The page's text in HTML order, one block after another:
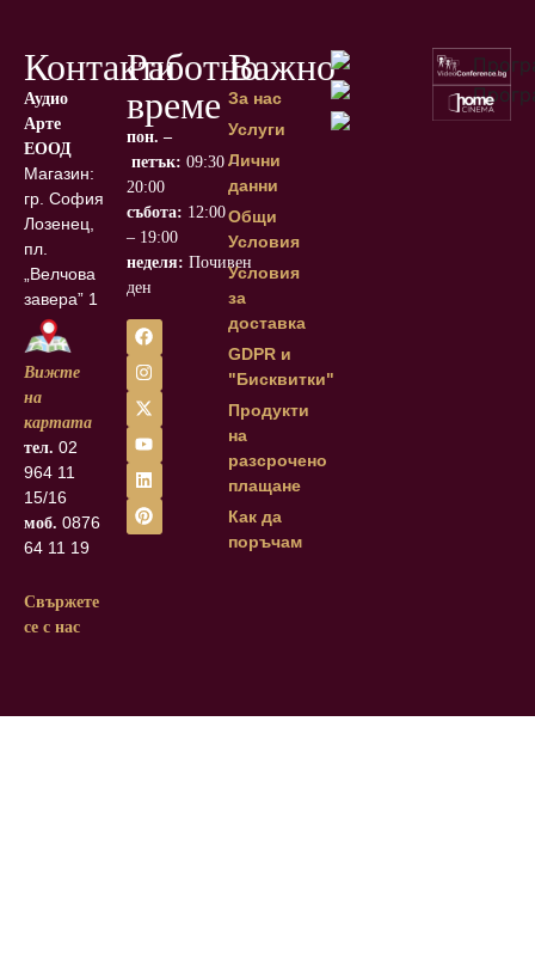
Контакти
Аудио
Арте
ЕООД
Магазин:
гр. София, кв.
Лозенец,
пл.
„Велчова
завера” 1
Вижте
на
картата
тел. 02
964 11
15/16
моб. 0876
64 11 19
Свържете
се с нас
Работно
време
пон. –
петък: 09:30 –
20:00
събота: 12:00
– 19:00
неделя: Почивен
ден
Важно
За нас
Услуги
Лични
данни
Общи
Условия
Условия
за
доставка
GDPR и
"Бисквитки"
Продукти
на
разсрочено
плащане
Как да
поръчам